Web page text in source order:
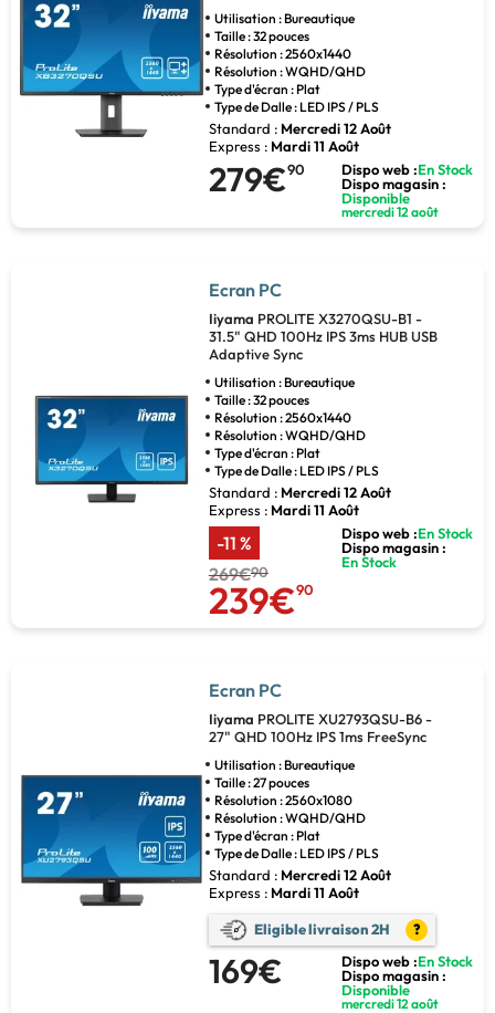
Utilisation : Bureautique
Taille : 32 pouces
Résolution : 2560x1440
Résolution : WQHD/QHD
Type d'écran : Plat
Type de Dalle : LED IPS / PLS
Standard : Mercredi 12 Août
Express : Mardi 11 Août
279€90 Dispo web :En Stock
Dispo magasin :
Disponible
mercredi 12 août
Ecran PC
Iiyama PROLITE X3270QSU-B1 -
31.5" QHD 100Hz IPS 3ms HUB USB
Adaptive Sync
Utilisation : Bureautique
Taille : 32 pouces
Résolution : 2560x1440
Résolution : WQHD/QHD
Type d'écran : Plat
Type de Dalle : LED IPS / PLS
Standard : Mercredi 12 Août
Express : Mardi 11 Août
-11 %
269€90
239€90
Dispo web :En Stock
Dispo magasin :
En Stock
Ecran PC
Iiyama PROLITE XU2793QSU-B6 -
27" QHD 100Hz IPS 1ms FreeSync
Utilisation : Bureautique
Taille : 27 pouces
Résolution : 2560x1080
Résolution : WQHD/QHD
Type d'écran : Plat
Type de Dalle : LED IPS / PLS
Standard : Mercredi 12 Août
Express : Mardi 11 Août
Eligible livraison 2H ?
169€ Dispo web :En Stock
Dispo magasin :
Disponible
mercredi 12 août